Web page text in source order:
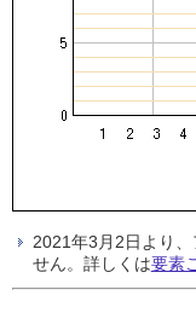
2021年3月2日より
せん。詳しくは要素